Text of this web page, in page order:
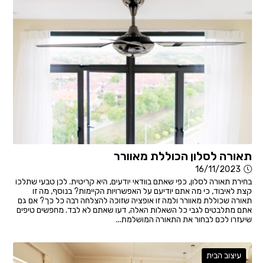
תאורה לסלון הכוללת מאוורר
16/11/2023
בחירת תאורה לסלון, כפי שאתם בוודאי יודעים, היא קריטית. לכן טבעי שתלכו
קצת לאיבוד, כי מה אתם יודיעם על האפשרויות הקיימות? בנוסף, מה זו
תאורה שכוללת מאוורר ולמה זו אופציה שזוכה להצלחה רבה כל כך? אם גם
אתם מתלבטים לגבי כל השאלות האלה, דעו שאתם לא לבד. מחפשים טיפים
שיעזרו לכם לבחור את התאורה המושלמת...
עיצוב הבית